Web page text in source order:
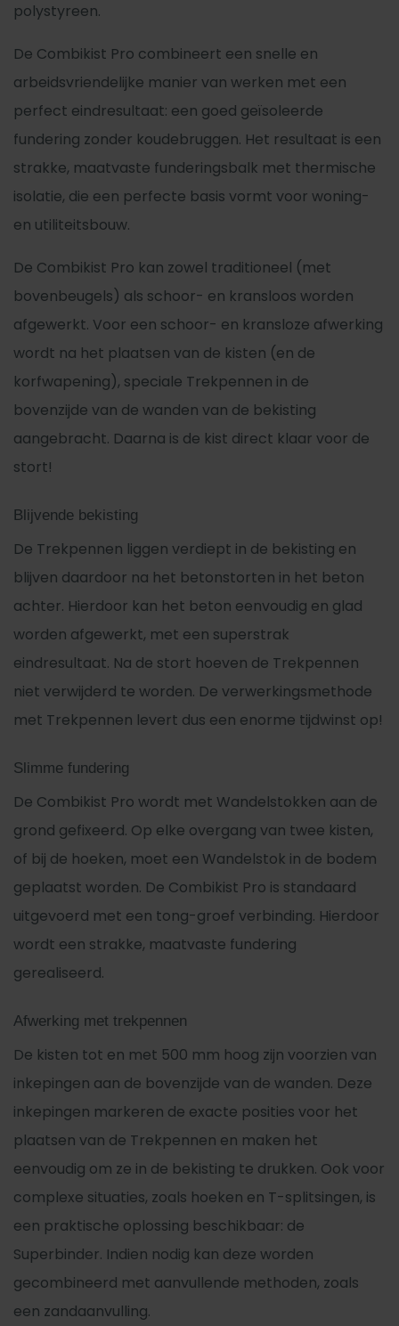
polystyreen.
De Combikist Pro combineert een snelle en
arbeidsvriendelijke manier van werken met een
perfect eindresultaat: een goed geïsoleerde
fundering zonder koudebruggen. Het resultaat is een
strakke, maatvaste funderingsbalk met thermische
isolatie, die een perfecte basis vormt voor woning-
en utiliteitsbouw.
De Combikist Pro kan zowel traditioneel (met
bovenbeugels) als schoor- en kransloos worden
afgewerkt. Voor een schoor- en kransloze afwerking
wordt na het plaatsen van de kisten (en de
korfwapening), speciale Trekpennen in de
bovenzijde van de wanden van de bekisting
aangebracht. Daarna is de kist direct klaar voor de
stort!
Blijvende bekisting
De Trekpennen liggen verdiept in de bekisting en
blijven daardoor na het betonstorten in het beton
achter. Hierdoor kan het beton eenvoudig en glad
worden afgewerkt, met een superstrak
eindresultaat. Na de stort hoeven de Trekpennen
niet verwijderd te worden. De verwerkingsmethode
met Trekpennen levert dus een enorme tijdwinst op!
Slimme fundering
De Combikist Pro wordt met Wandelstokken aan de
grond gefixeerd. Op elke overgang van twee kisten,
of bij de hoeken, moet een Wandelstok in de bodem
geplaatst worden. De Combikist Pro is standaard
uitgevoerd met een tong-groef verbinding. Hierdoor
wordt een strakke, maatvaste fundering
gerealiseerd.
Afwerking met trekpennen
De kisten tot en met 500 mm hoog zijn voorzien van
inkepingen aan de bovenzijde van de wanden. Deze
inkepingen markeren de exacte posities voor het
plaatsen van de Trekpennen en maken het
eenvoudig om ze in de bekisting te drukken. Ook voor
complexe situaties, zoals hoeken en T-splitsingen, is
een praktische oplossing beschikbaar: de
Superbinder. Indien nodig kan deze worden
gecombineerd met aanvullende methoden, zoals
een zandaanvulling.